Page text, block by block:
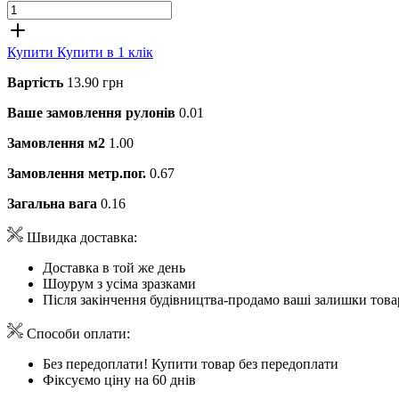
Купити Купити в 1 клік
Вартість 13.90 грн
Ваше замовлення рулонів 0.01
Замовлення м2 1.00
Замовлення метр.пог. 0.67
Загальна вага 0.16
Швидка доставка:
Доставка в той же день
Шоурум з усіма зразками
Після закінчення будівництва-продамо ваші залишки
Способи оплати:
Без передоплати! Купити товар без передоплати
Фіксуємо ціну на 60 днів